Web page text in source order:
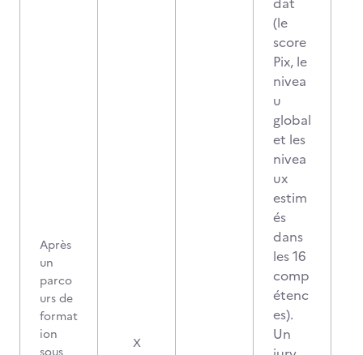
Après
un
parco
urs de
format
ion
X
(le
score
Pix, le
nivea
u
global
et les
nivea
ux
estim
és
dans
les 16
comp
étenc
es).
Un